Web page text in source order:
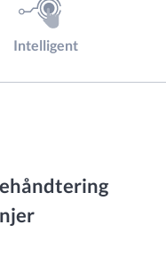
Intelligent